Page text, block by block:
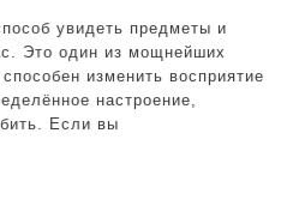
атмосферу
и
настроение
дома
Это один из мощнейших
изменить восприятие
настроение,
Если вы